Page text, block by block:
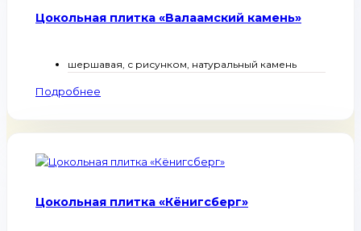
Цокольная плитка «Валаамский камень»
шершавая, с рисунком, натуральный камень
Подробнее
Цокольная плитка «Кёнигсберг»